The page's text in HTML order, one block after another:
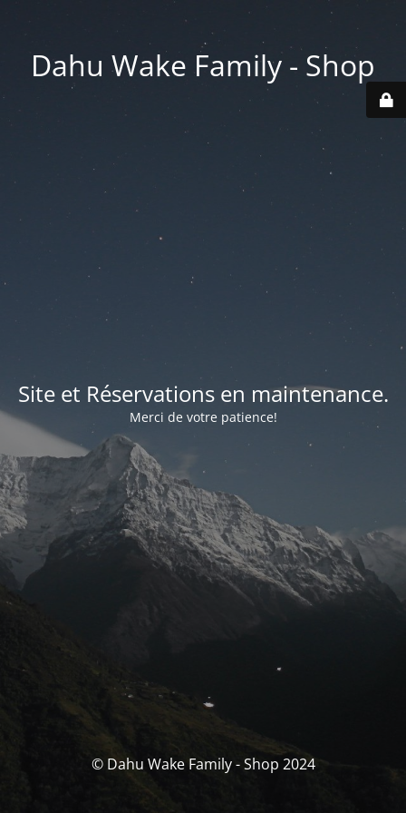
Dahu Wake Family - Shop
Site et Réservations en maintenance.
Merci de votre patience!
© Dahu Wake Family - Shop 2024